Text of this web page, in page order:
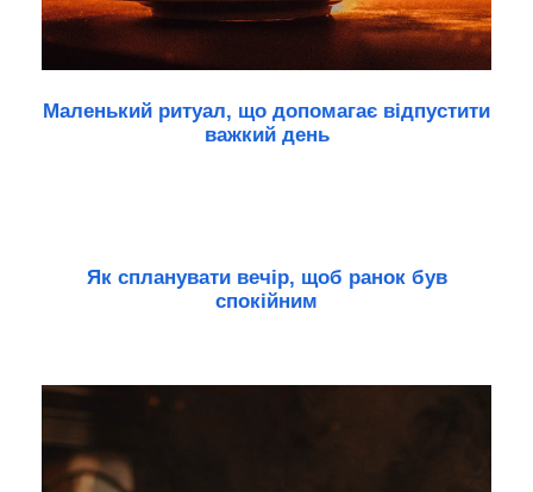
Маленький ритуал, що допомагає відпустити
важкий день
Як спланувати вечір, щоб ранок був
спокійним